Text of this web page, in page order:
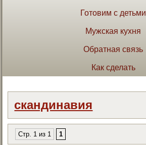
Готовим с детьми
Мужская кухня
Обратная связь
Как сделать
скандинавия
Стр. 1 из 1 1